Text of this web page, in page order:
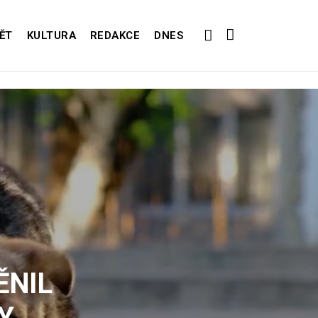
KULTURA REDAKCE DNES